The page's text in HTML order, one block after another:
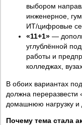
выбором
инженерное,
ИТ/цифровые
«11+1» —
углублённой
работы и
колледжах,
В обоих вариантах
должна переразвести
домашнюю нагрузку и
Почему тема стала